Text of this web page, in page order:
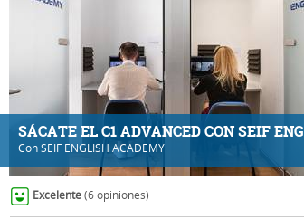
SÁCATE EL C1 ADVANCED CON SEIF
ConSEIF ENGLISH ACADEMY
Excelente (6 opiniones)